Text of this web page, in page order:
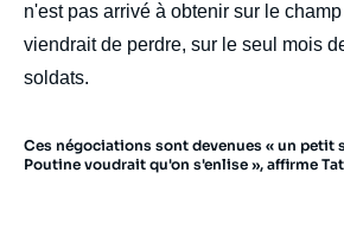
n'est pas arrivé à obtenir sur le
viendrait de perdre, sur le seul mois
soldats.
Ces négociations sont devenues « un petit
Poutine voudrait qu'on s'enlise », affirme